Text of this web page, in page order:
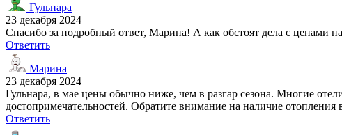
Гульнара
23 декабря 2024
Спасибо за подробный ответ, Марина! А как обстоят дела с ценами
Ответить
Марина
23 декабря 2024
Гульнара, в мае цены обычно ниже, чем в разгар сезона. Многие
достопримечательностей. Обратите внимание на наличие
Ответить